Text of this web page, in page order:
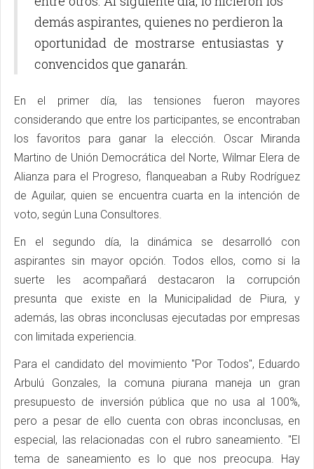
demás aspirantes, quienes no perdieron la
oportunidad de mostrarse entusiastas y
convencidos que ganarán.
En el primer día, las tensiones fueron mayores
considerando que entre los participantes, se encontraban
los favoritos para ganar la elección. Oscar Miranda
Martino de Unión Democrática del Norte, Wilmar Elera de
Alianza para el Progreso, flanqueaban a Ruby Rodríguez
de Aguilar, quien se encuentra cuarta en la intención de
voto, según Luna Consultores.
En el segundo día, la dinámica se desarrolló con
aspirantes sin mayor opción. Todos ellos, como si la
suerte les acompañará destacaron la corrupción
presunta que existe en la Municipalidad de Piura, y
además, las obras inconclusas ejecutadas por empresas
con limitada experiencia.
Para el candidato del movimiento "Por Todos", Eduardo
Arbulú Gonzales, la comuna piurana maneja un gran
presupuesto de inversión pública que no usa al 100%,
pero a pesar de ello cuenta con obras inconclusas, en
especial, las relacionadas con el rubro saneamiento. "El
tema de saneamiento es lo que nos preocupa. Hay